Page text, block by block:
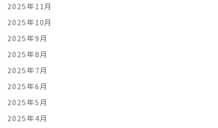
2025年11月
2025年10月
2025年9月
2025年8月
2025年7月
2025年6月
2025年5月
2025年4月